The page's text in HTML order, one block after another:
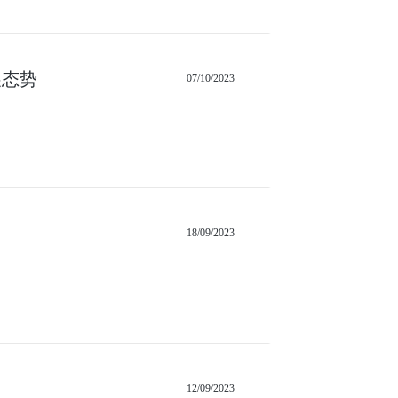
势 07/10/2023
18/09/2023
12/09/2023